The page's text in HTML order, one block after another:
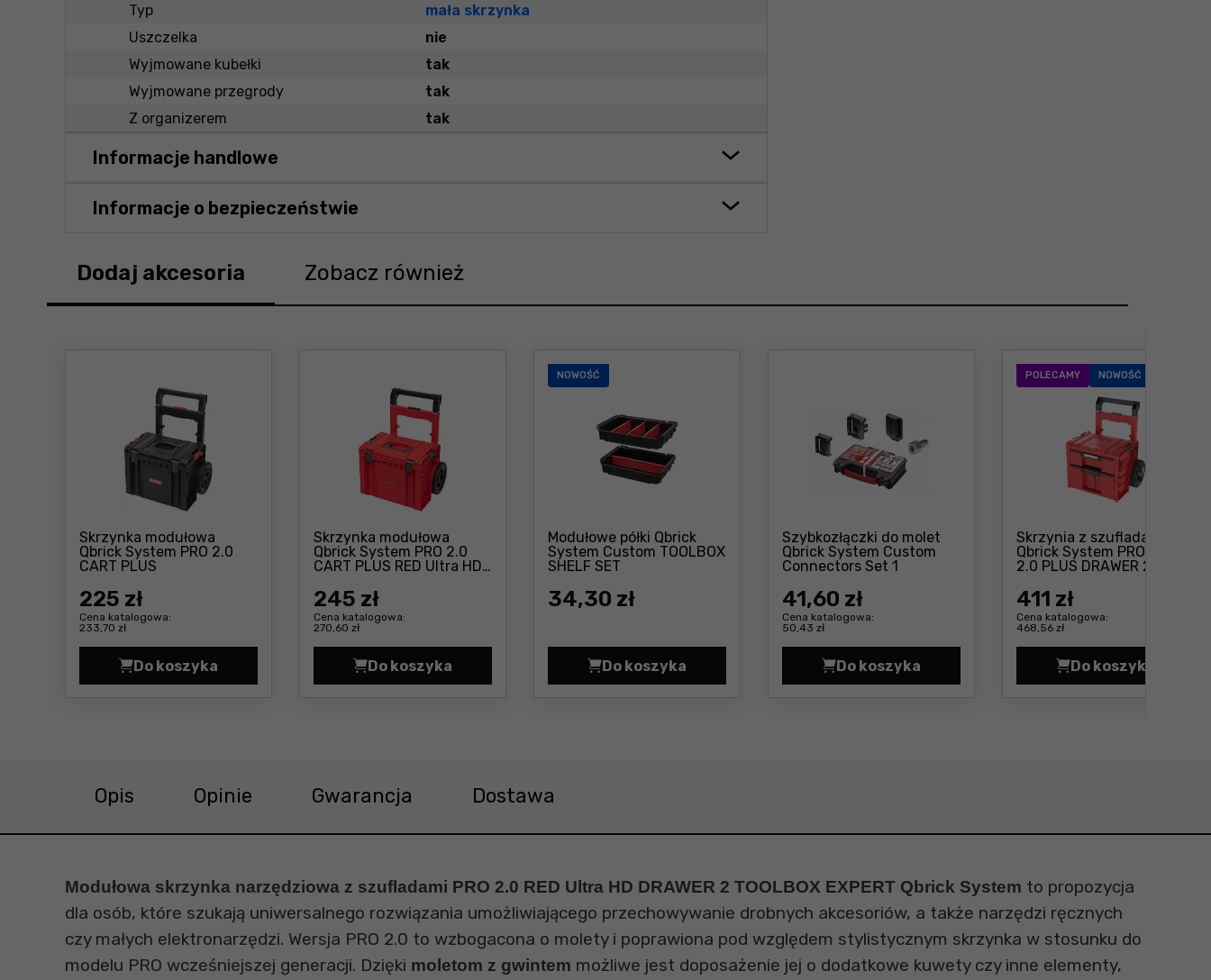
Typ
mała skrzynka
Uszczelka
nie
Wyjmowane kubełki
tak
Wyjmowane przegrody
tak
Z organizerem
tak
Informacje handlowe
Informacje o bezpieczeństwie
Dodaj akcesoria Zobacz również
Skrzynka modułowa
Qbrick System PRO 2.0
CART PLUS
225 zł
Cena katalogowa:
233,70 zł
Do koszyka
Skrzynka modułowa Qbrick System PRO 2.0 CART PLUS Cena 225,0 zł
Skrzynka modułowa
Qbrick System PRO 2.0
CART PLUS RED Ultra HD
245 zł
Cena katalogowa:
270,60 zł
Do koszyka
Skrzynka modułowa Qbrick System PRO 2.0 CART PLUS RED Ultra HD Custom Cena 245,0 zł
NOWOŚĆ
Modułowe półki Qbrick
System Custom TOOLBOX
SHELF SET
34,30 zł
Do koszyka
Modułowe półki Qbrick System Custom TOOLBOX SHELF SET Cena 34,3 zł
Szybkozłączki do molet
Qbrick System Custom
Connectors Set 1
41,60 zł
Cena katalogowa:
50,43 zł
Do koszyka
Szybkozłączki do molet Qbrick System
POLECAMY NOWOŚĆ
Skrzynia z szufladami
Qbrick System PRO CART
2.0 PLUS DRAWER 2 Red
411 zł
Cena katalogowa:
468,56 zł
Do koszyka
Skrzynia z
Opis Opinie Gwarancja Dostawa
Modułowa skrzynka narzędziowa z szufladami PRO 2.0 RED Ultra HD DRAWER 2 TOOLBOX EXPERT Qbrick System to propozycja
dla osób, które szukają uniwersalnego rozwiązania umożliwiającego przechowywanie drobnych akcesoriów, a także narzędzi ręcznych
czy małych elektronarzędzi. Wersja PRO 2.0 to wzbogacona o molety i poprawiona pod względem stylistycznym skrzynka w stosunku do
modelu PRO wcześniejszej generacji. Dzięki moletom z gwintem możliwe jest doposażenie jej o dodatkowe kuwety czy inne elementy,